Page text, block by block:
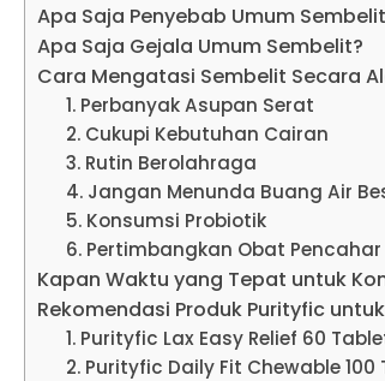
Apa Saja Penyebab Umum
Apa Saja Gejala Umum Sembelit?
Cara Mengatasi Sembelit Secara
1. Perbanyak Asupan Serat
2. Cukupi Kebutuhan Cairan
3. Rutin Berolahraga
4. Jangan Menunda Buang Air
5. Konsumsi Probiotik
6. Pertimbangkan Obat
Kapan Waktu yang Tepat untuk
Rekomendasi Produk Purityfic
1. Purityfic Lax Easy Relief 60
2. Purityfic Daily Fit Chewable 100